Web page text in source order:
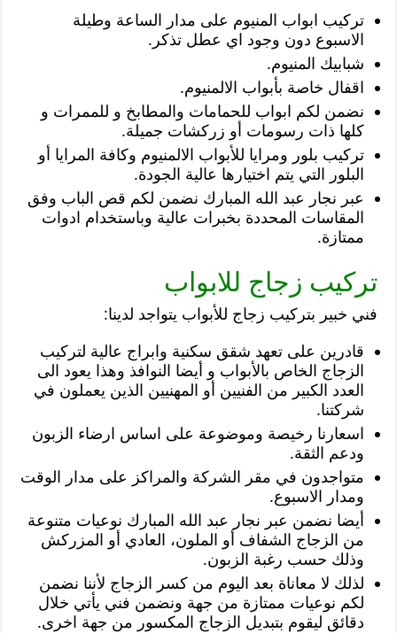
تركيب ابواب المنيوم على مدار الساعة وطيلة
الاسبوع دون وجود اي عطل تذكر.
شبابيك المنيوم.
اقفال خاصة بأبواب الالمنيوم.
نضمن لكم ابواب للحمامات والمطابخ و للممرات و
كلها ذات رسومات أو زركشات جميلة.
تركيب بلور ومرايا للأبواب الالمنيوم وكافة المرايا أو
البلور التي يتم اختيارها عالية الجودة.
عبر نجار عبد الله المبارك نضمن لكم قص الباب وفق
المقاسات المحددة بخبرات عالية وباستخدام ادوات
ممتازة.
تركيب زجاج للابواب
فني خبير بتركيب زجاج للأبواب يتواجد لدينا:
قادرين على تعهد شقق سكنية وابراج عالية لتركيب
الزجاج الخاص بالأبواب و أيضا النوافذ وهذا يعود الى
العدد الكبير من الفنيين أو المهنيين الذين يعملون في
شركتنا.
اسعارنا رخيصة وموضوعة على اساس ارضاء الزبون
ودعم الثقة.
متواجدون في مقر الشركة والمراكز على مدار الوقت
ومدار الاسبوع.
أيضا نضمن عبر نجار عبد الله المبارك نوعيات متنوعة
من الزجاج الشفاف أو الملون، العادي أو المزركش
وذلك حسب رغبة الزبون.
لذلك لا معاناة بعد اليوم من كسر الزجاج لأننا نضمن
لكم نوعيات ممتازة من جهة ونضمن فني يأتي خلال
دقائق ليقوم بتبديل الزجاج المكسور من جهة اخرى.